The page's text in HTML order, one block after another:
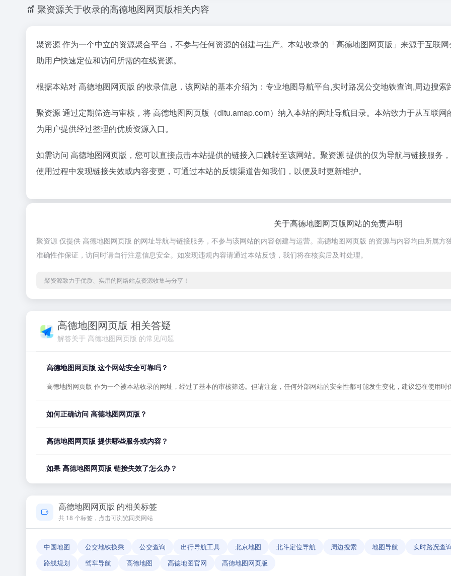
聚资源关于收录的高德地图网页版相关内容
聚资源 作为一个中立的资源聚合平台，不参与任何资源的创建与生产。本站收录的「高德地图网页版」来源于互联
助用户快速定位和访问所需的在线资源。
根据本站对 高德地图网页版 的收录信息，该网站的基本介绍为：专业地图导航平台,实时路况公交地铁查询,周边搜
聚资源 通过定期筛选与审核，将 高德地图网页版（ditu.amap.com）纳入本站的网址导航目录。本站致力于从互联
为用户提供经过整理的优质资源入口。
如需访问 高德地图网页版，您可以直接点击本站提供的链接入口跳转至该网站。聚资源 提供的仅为导航与链接服务
使用过程中发现链接失效或内容变更，可通过本站的反馈渠道告知我们，以便及时更新维护。
关于高德地图网页版网站的免责声明
聚资源 仅提供 高德地图网页版 的网址导航与链接服务，不参与该网站的内容创建与运营。高德地图网页版 的资源与内容均由所属
准确性作保证，访问时请自行注意信息安全。如发现违规内容请通过本站反馈，我们将在核实后及时处理。
聚资源致力于优质、实用的网络站点资源收集与分享！
高德地图网页版 相关答疑
解答关于 高德地图网页版 的常见问题
高德地图网页版 这个网站安全可靠吗？
高德地图网页版 作为一个被本站收录的网址，经过了基本的审核筛选。但请注意，任何外部网站的安全性都可能发生变化，建议您在使用
如何正确访问 高德地图网页版？
高德地图网页版 提供哪些服务或内容？
如果 高德地图网页版 链接失效了怎么办？
如果发现链接无法打开或内容已变更，您可以使用页面上的「反馈」功能向我们报告，我们会尽快核实并更新网址信息，确保导航链接的准
高德地图网页版 的相关标签
共 18 个标签，点击可浏览同类网站
中国地图 公交地铁换乘 公交查询 出行导航工具 北京地图 北斗定位导航 周边搜索 地图导航
实时路况查
路线规划
驾车导航 高德地图 高德地图官网 高德地图网页版